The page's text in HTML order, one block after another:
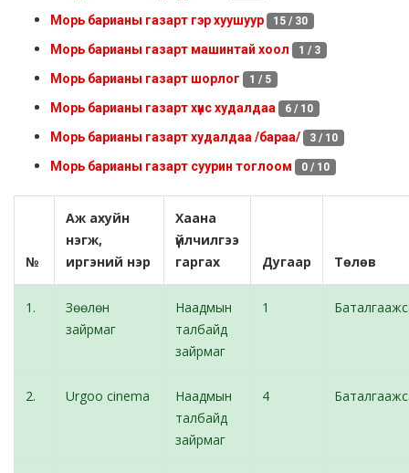
Морь барианы газарт гэр хуушуур 15 / 30
Морь барианы газарт машинтай хоол 1 / 3
Морь барианы газарт шорлог 1 / 5
Морь барианы газарт хүнс худалдаа 6 / 10
Морь барианы газарт худалдаа /бараа/ 3 / 10
Морь барианы газарт суурин тоглоом 0 / 10
№
Аж ахуйн
нэгж,
иргэний нэр
Хаана
үйлчилгээ
гаргах
Дугаар Төлөв
1.
Зөөлөн
зайрмаг
Наадмын
талбайд
зайрмаг
1
2. Urgoo cinema
Наадмын
талбайд
зайрмаг
4